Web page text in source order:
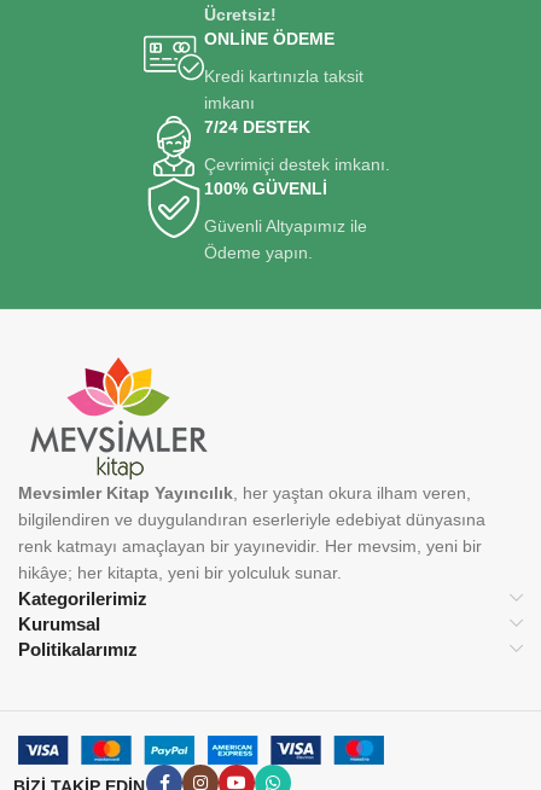
Ücretsiz!
ONLİNE ÖDEME
Kredi kartınızla taksit
imkanı
7/24 DESTEK
Çevrimiçi destek imkanı.
100% GÜVENLİ
Güvenli Altyapımız ile
Ödeme yapın.
Kategorilerimiz
Kurumsal
Politikalarımız
Mevsimler Kitap Yayıncılık , her yaştan okura ilham veren,
bilgilendiren ve duygulandıran eserleriyle edebiyat dünyasına
renk katmayı amaçlayan bir yayınevidir. Her mevsim, yeni bir
hikâye; her kitapta, yeni bir yolculuk sunar.
BİZİ TAKİP EDİN: